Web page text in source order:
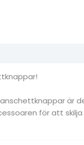
är
för att